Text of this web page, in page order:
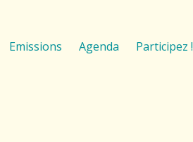
Emissions Agenda Participez !